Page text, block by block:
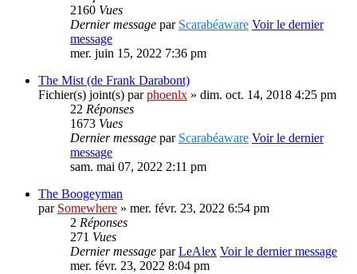
2160 Vues
Dernier message par Scarabéaware Voir le dernier
message
mer. juin 15, 2022 7:36 pm
The Mist (de Frank Darabont)
Fichier(s) joint(s) parphoenlx » dim. oct. 14, 2018 4:25 pm
22 Réponses
1673 Vues
Dernier message par Scarabéaware Voir le dernier
message
sam. mai 07, 2022 2:11 pm
The Boogeyman
par Somewhere » mer. févr. 23, 2022 6:54 pm
2 Réponses
271 Vues
Dernier message parLeAlex Voir le dernier message
mer. févr. 23, 2022 8:04 pm